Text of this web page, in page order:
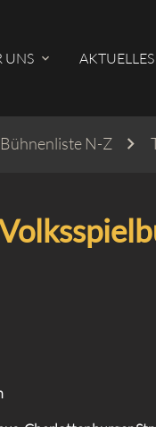
UNS AKTUELLES
Bühnenliste N-Z